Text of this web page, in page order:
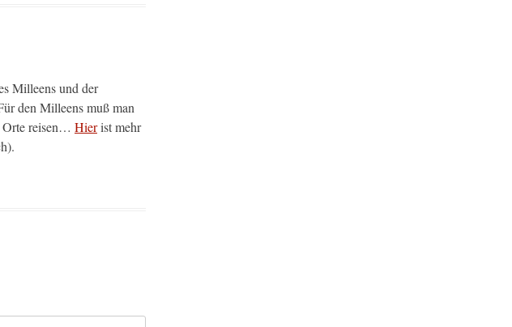
Milleens und der
den Milleens muß man
Orte reisen… Hierist mehr